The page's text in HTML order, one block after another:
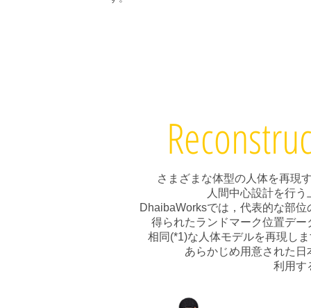
さまざまな体型の人体を再現
人間中心設計を行
DhaibaWorksでは，代表的な部
得られたランドマーク位置デ
相同(*1)な人体モデルを再現し
あらかじめ用意された日
利用す